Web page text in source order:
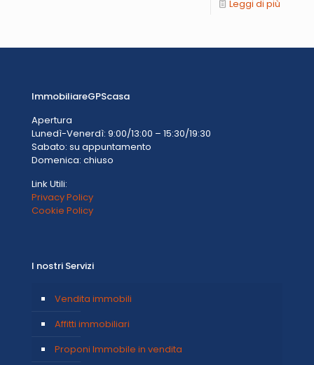
Leggi di più
ImmobiliareGPScasa
Apertura
Lunedì-Venerdì: 9:00/13:00 – 15:30/19:30
Sabato: su appuntamento
Domenica: chiuso
Link Utili:
Privacy Policy
Cookie Policy
I nostri Servizi
Vendita immobili
Affitti immobiliari
Proponi Immobile in vendita